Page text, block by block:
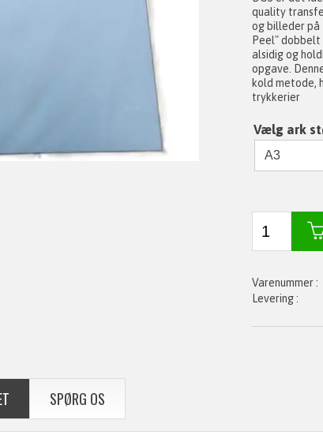
quality
og billeder på
Peel" dobbelt
alsidig og
opgave.
kold metode,
trykkerier
Vælg ark
SPØRG OS